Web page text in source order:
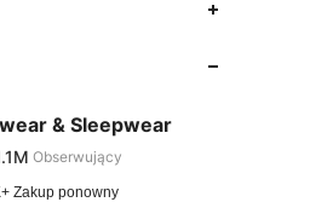
& Sleepwear
Obserwujący
temu
Zakup ponowny